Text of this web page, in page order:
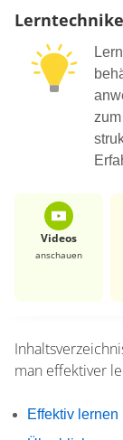
Videos
anschauen
man effektiver
Effektiv